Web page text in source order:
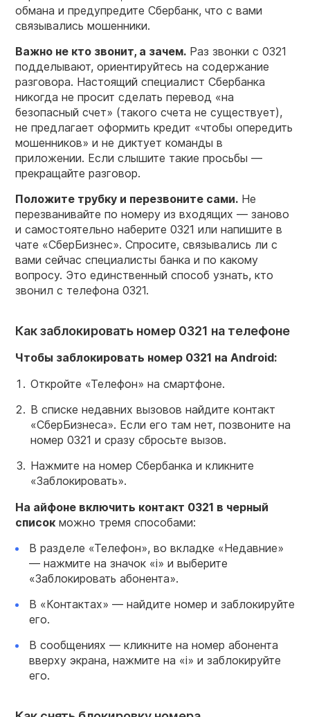
обмана и предупредите Сбербанк, что с вами
связывались мошенники.
Важно не кто звонит, а зачем. Раз звонки с 0321
подделывают, ориентируйтесь на содержание
разговора. Настоящий специалист Сбербанка
никогда не просит сделать перевод «на
безопасный счет» (такого счета не существует),
не предлагает оформить кредит «чтобы опередить
мошенников» и не диктует команды в
приложении. Если слышите такие просьбы —
прекращайте разговор.
Положите трубку и перезвоните сами. Не
перезванивайте по номеру из входящих — заново
и самостоятельно наберите 0321 или напишите в
чате «СберБизнес». Спросите, связывались ли с
вами сейчас специалисты банка и по какому
вопросу. Это единственный способ узнать, кто
звонил с телефона 0321.
Как заблокировать номер 0321 на телефоне
Чтобы заблокировать номер 0321 на Android:
Откройте «Телефон» на смартфоне.
В списке недавних вызовов найдите контакт
«СберБизнеса». Если его там нет, позвоните на
номер 0321 и сразу сбросьте вызов.
Нажмите на номер Сбербанка и кликните
«Заблокировать».
На айфоне включить контакт 0321 в черный
список можно тремя способами:
В разделе «Телефон», во вкладке «Недавние»
— нажмите на значок «i» и выберите
«Заблокировать абонента».
В «Контактах» — найдите номер и заблокируйте
его.
В сообщениях — кликните на номер абонента
вверху экрана, нажмите на «i» и заблокируйте
его.